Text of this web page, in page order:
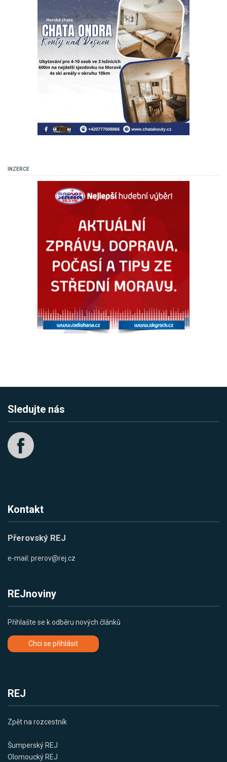
INZERCE
Sledujte nás
Kontakt
Přerovský REJ
e-mail: prerov@rej.cz
REJnoviny
Přihlašte se k odběru nových článků
Chci se přihlásit
REJ
Zpět na rozcestník
Šumperský REJ
Olomoucký REJ